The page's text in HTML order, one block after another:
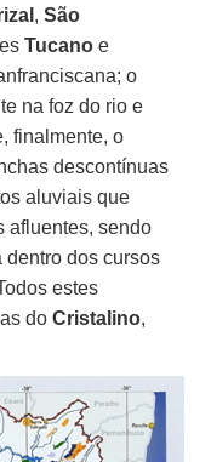
, São
Tucanoe
o
na foz do rio e
finalmente, o
descontínuas
aluviais que
afluentes, sendo
dentro dos cursos
estes
doCristalino,